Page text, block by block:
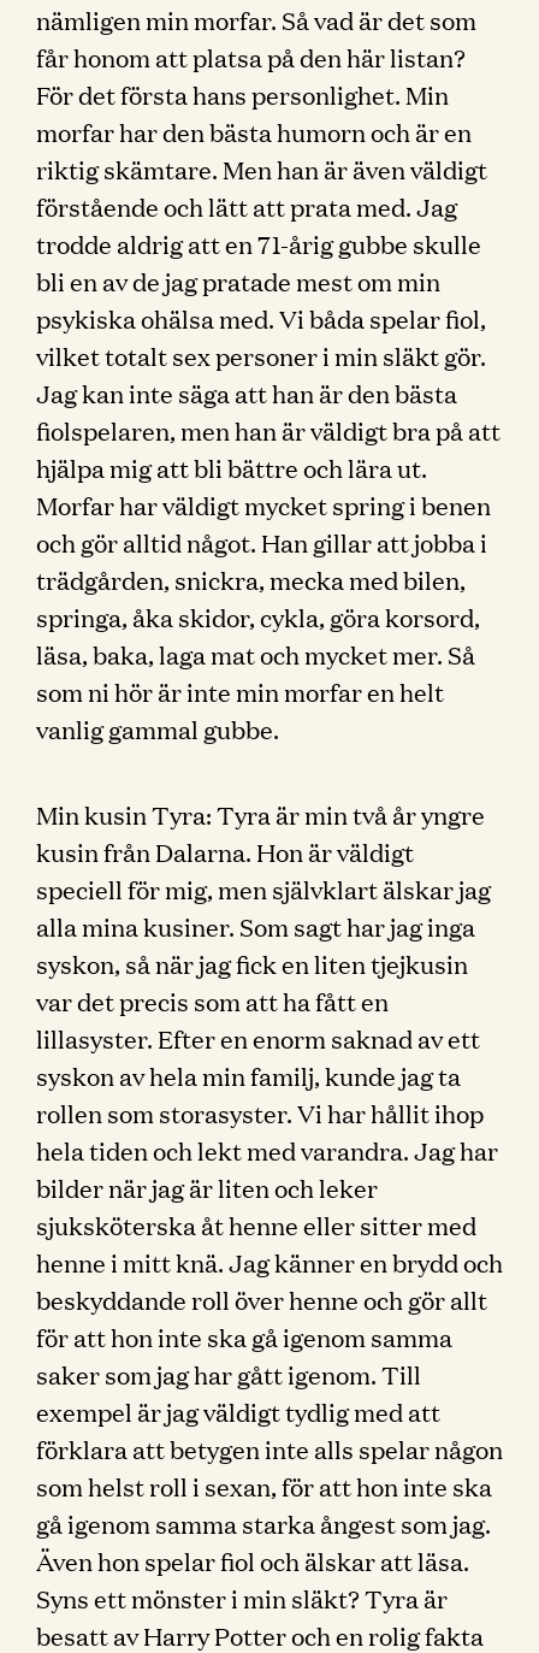
nämligen min morfar. Så vad är det som
får honom att platsa på den här listan?
För det första hans personlighet. Min
morfar har den bästa humorn och är en
riktig skämtare. Men han är även väldigt
förstående och lätt att prata med. Jag
trodde aldrig att en 71-årig gubbe skulle
bli en av de jag pratade mest om min
psykiska ohälsa med. Vi båda spelar fiol,
vilket totalt sex personer i min släkt gör.
Jag kan inte säga att han är den bästa
fiolspelaren, men han är väldigt bra på att
hjälpa mig att bli bättre och lära ut.
Morfar har väldigt mycket spring i benen
och gör alltid något. Han gillar att jobba i
trädgården, snickra, mecka med bilen,
springa, åka skidor, cykla, göra korsord,
läsa, baka, laga mat och mycket mer. Så
som ni hör är inte min morfar en helt
vanlig gammal gubbe.
Min kusin Tyra: Tyra är min två år yngre
kusin från Dalarna. Hon är väldigt
speciell för mig, men självklart älskar jag
alla mina kusiner. Som sagt har jag inga
syskon, så när jag fick en liten tjejkusin
var det precis som att ha fått en
lillasyster. Efter en enorm saknad av ett
syskon av hela min familj, kunde jag ta
rollen som storasyster. Vi har hållit ihop
hela tiden och lekt med varandra. Jag har
bilder när jag är liten och leker
sjuksköterska åt henne eller sitter med
henne i mitt knä. Jag känner en brydd och
beskyddande roll över henne och gör allt
för att hon inte ska gå igenom samma
saker som jag har gått igenom. Till
exempel är jag väldigt tydlig med att
förklara att betygen inte alls spelar någon
som helst roll i sexan, för att hon inte ska
gå igenom samma starka ångest som jag.
Även hon spelar fiol och älskar att läsa.
Syns ett mönster i min släkt? Tyra är
besatt av Harry Potter och en rolig fakta